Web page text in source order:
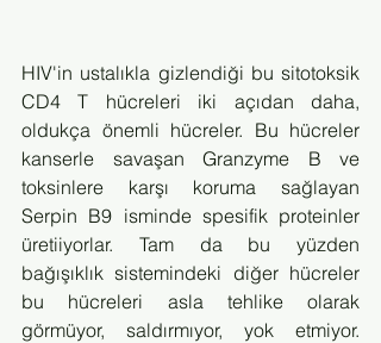
HIV'in ustalıkla gizlendiği bu sitotoksik
CD4 T hücreleri iki açıdan daha,
oldukça önemli hücreler. Bu hücreler
kanserle savaşan Granzyme B ve
toksinlere karşı koruma sağlayan
Serpin B9 isminde spesifik proteinler
üretiiyorlar. Tam da bu yüzden
bağışıklık sistemindeki diğer hücreler
bu hücreleri asla tehlike olarak
görmüyor, saldırmıyor, yok etmiyor.